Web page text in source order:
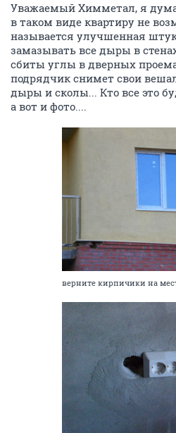
Уважаемый Химметал, я
в таком виде квартиру не
называется улучшенная
замазывать все дыры в
сбиты углы в дверных
подрядчик снимет свои
дыры и сколы... Кто все это
а вот и фото....
верните кирпичики на